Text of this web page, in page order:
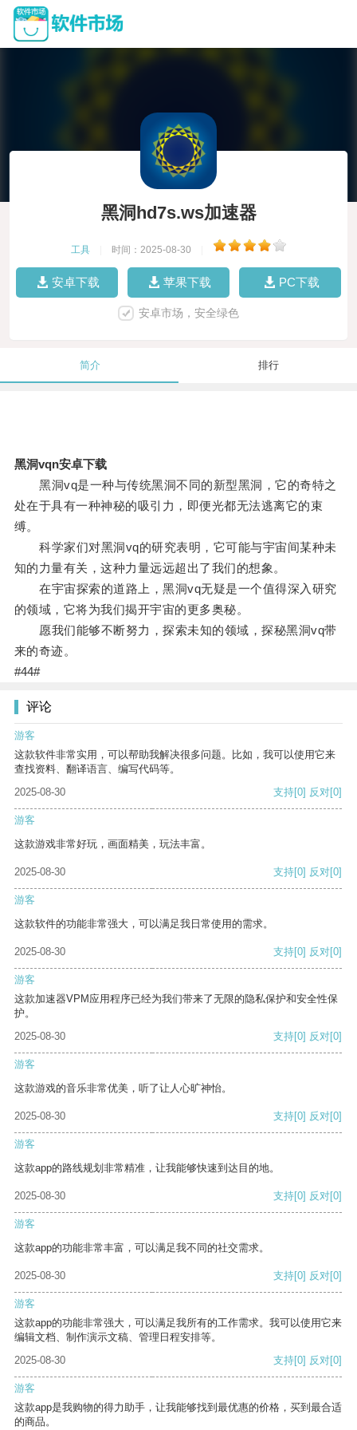
黑洞hd7s.ws加速器
工具 时间：2025-08-30
安卓下载 苹果下载 PC下载
安卓市场，安全绿色
简介 排行
黑洞vqn安卓下载
黑洞vq是一种与传统黑洞不同的新型黑洞，它的奇特之
处在于具有一种神秘的吸引力，即便光都无法逃离它的束
缚。
科学家们对黑洞vq的研究表明，它可能与宇宙间某种未
知的力量有关，这种力量远远超出了我们的想象。
在宇宙探索的道路上，黑洞vq无疑是一个值得深入研究
的领域，它将为我们揭开宇宙的更多奥秘。
愿我们能够不断努力，探索未知的领域，探秘黑洞vq带
来的奇迹。
#44#
评论
游客
这款软件非常实用，可以帮助我解决很多问题。比如，我可以使用它来
查找资料、翻译语言、编写代码等。
2025-08-30
支持[0] 反对[0]
游客
这款游戏非常好玩，画面精美，玩法丰富。
2025-08-30 支持[0] 反对[0]
游客
这款软件的功能非常强大，可以满足我日常使用的需求。
2025-08-30 支持[0] 反对[0]
游客
这款加速器VPM应用程序已经为我们带来了无限的隐私保护和安全性保
护。
2025-08-30
支持[0] 反对[0]
游客
这款游戏的音乐非常优美，听了让人心旷神怡。
2025-08-30 支持[0] 反对[0]
游客
这款app的路线规划非常精准，让我能够快速到达目的地。
2025-08-30 支持[0] 反对[0]
游客
这款app的功能非常丰富，可以满足我不同的社交需求。
2025-08-30 支持[0] 反对[0]
游客
这款app的功能非常强大，可以满足我所有的工作需求。我可以使用它来
编辑文档、制作演示文稿、管理日程安排等。
2025-08-30
支持[0] 反对[0]
游客
这款app是我购物的得力助手，让我能够找到最优惠的价格，买到最合适
的商品。